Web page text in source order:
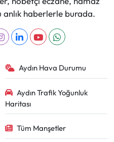
haberlerle burada.
Aydın Hava Durumu
Aydın Trafik Yoğunluk
Haritası
Tüm Manşetler